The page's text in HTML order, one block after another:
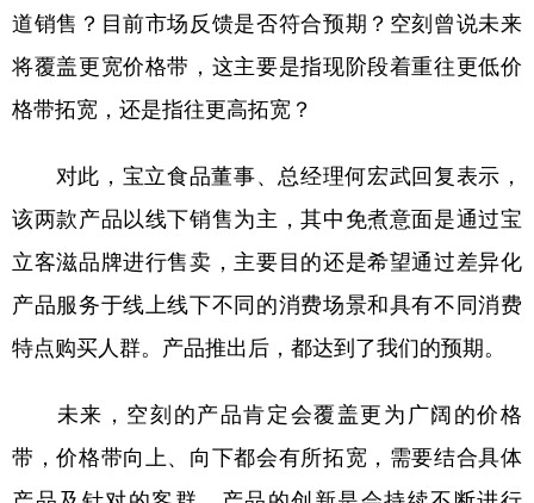
食品 人居 信息化 数字经济
学术中国 乡村振兴 银龄 溯源中国
城市 旅游
彩票 娱乐 时尚 悦读
公益 一带一路 亚太网 上市公司
文化产业
地方频道
北京 天津 河北 山西
辽宁 吉林 上海 江苏
道销售？目前市场反馈是否符合预期？空刻曾说未来
将覆盖更宽价格带，这主要是指现阶段着重往更低价
格带拓宽，还是指往更高拓宽？
对此，宝立食品董事、总经理何宏武回复表示，
该两款产品以线下销售为主，其中免煮意面是通过宝
立客滋品牌进行售卖，主要目的还是希望通过差异化
产品服务于线上线下不同的消费场景和具有不同消费
特点购买人群。产品推出后，都达到了我们的预期。
未来，空刻的产品肯定会覆盖更为广阔的价格
带，价格带向上、向下都会有所拓宽，需要结合具体